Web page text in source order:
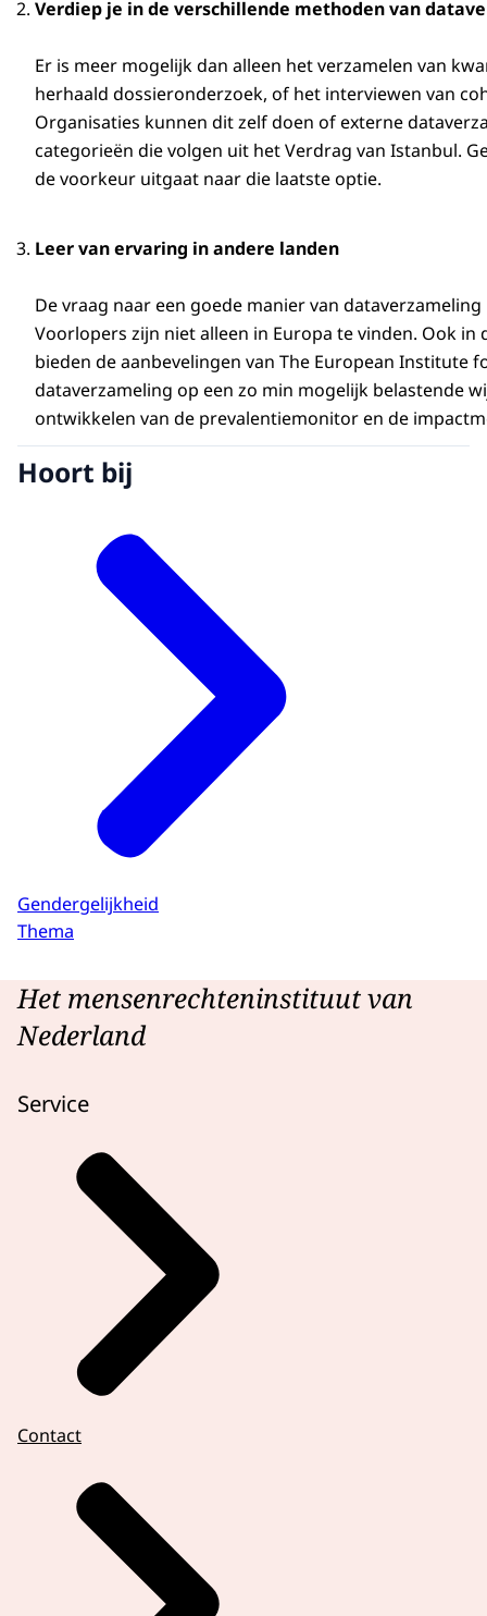
Verdiep je in de verschillende methoden van
Er is meer mogelijk dan alleen het verzamelen van
herhaald dossieronderzoek, of het interviewen van
Organisaties kunnen dit zelf doen of externe
categorieën die volgen uit het Verdrag van Istanbul.
de voorkeur uitgaat naar die laatste optie.
Leer van ervaring in andere landen
De vraag naar een goede manier van
Voorlopers zijn niet alleen in Europa te vinden. Ook
bieden de aanbevelingen van The European Institute
dataverzameling op een zo min mogelijk belastende
ontwikkelen van de prevalentiemonitor en de
Hoort bij
Gendergelijkheid
Thema
Het mensenrechteninstituut van
Nederland
Service
Contact